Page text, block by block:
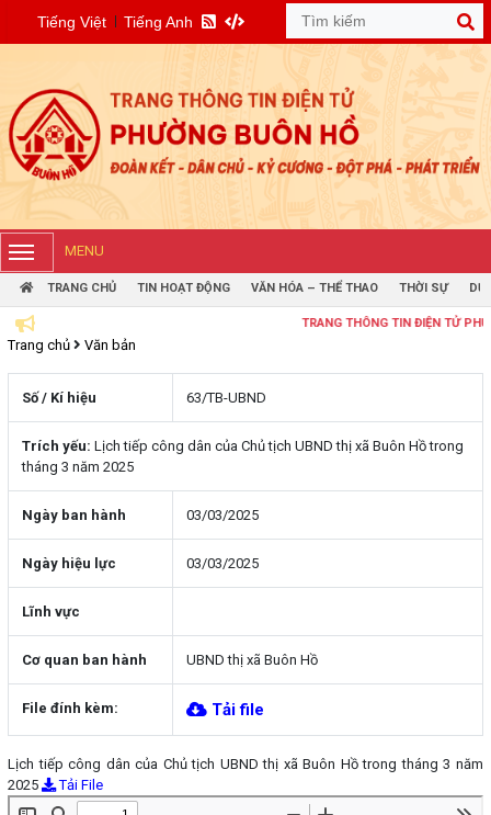
Tiếng Việt Tiếng Anh
MENU
TRANG CHỦ TIN HOẠT ĐỘNG VĂN HÓA – THỂ THAO THỜI SỰ DỰ
TRANG THÔNG TIN ĐIỆN TỬ PHƯỜNG
Trang chủ Văn bản
Số / Kí hiệu 63/TB-UBND
Trích yếu: Lịch tiếp công dân của Chủ tịch UBND thị xã Buôn Hồ trong
tháng 3 năm 2025
Ngày ban hành 03/03/2025
Ngày hiệu lực 03/03/2025
Lĩnh vực
Cơ quan ban hành UBND thị xã Buôn Hồ
File đính kèm: Tải file
Lịch tiếp công dân của Chủ tịch UBND thị xã Buôn Hồ trong tháng 3 năm
2025
Tải File